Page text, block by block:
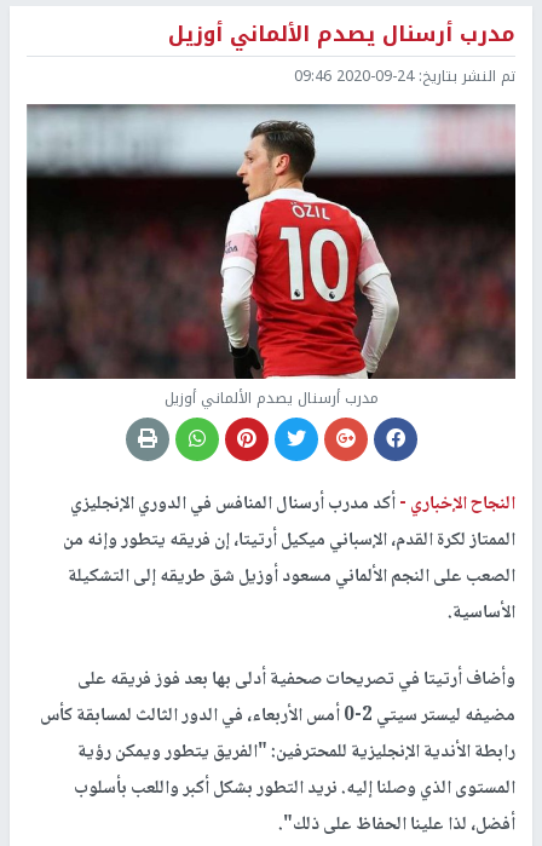
مدرب أرسنال يصدم الألماني أوزيل
تم النشر بتاريخ:2020-09-24 09:46
مدرب أرسنال يصدم الألماني أوزيل
النجاح الإخباري -أكد مدرب أرسنال المنافس في الدوري الإنجليزي
الممتاز لكرة القدم، الإسباني ميكيل أرتيتا، إن فريقه يتطور وإنه من
الصعب على النجم الألماني مسعود أوزيل شق طريقه إلى التشكيلة
الأساسية.
وأضاف أرتيتا في تصريحات صحفية أدلى بها بعد فوز فريقه على
مضيفه ليستر سيتي 2-0 أمس الأربعاء، في الدور الثالث لمسابقة كأس
رابطة الأندية الإنجليزية للمحترفين: "الفريق يتطور ويمكن رؤية
المستوى الذي وصلنا إليه. نريد التطور بشكل أكبر واللعب بأسلوب
أفضل، لذا علينا الحفاظ على ذلك".